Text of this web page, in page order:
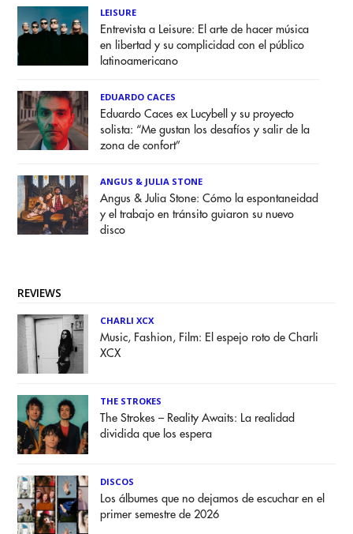
LEISURE
Entrevista a Leisure: El arte de hacer música
en libertad y su complicidad con el público
latinoamericano
EDUARDO CACES
Eduardo Caces ex Lucybell y su proyecto
solista: “Me gustan los desafíos y salir de la
zona de confort”
ANGUS & JULIA STONE
Angus & Julia Stone: Cómo la espontaneidad
y el trabajo en tránsito guiaron su nuevo
disco
REVIEWS
CHARLI XCX
Music, Fashion, Film: El espejo roto de Charli
XCX
THE STROKES
The Strokes – Reality Awaits: La realidad
dividida que los espera
DISCOS
Los álbumes que no dejamos de escuchar en el
primer semestre de 2026